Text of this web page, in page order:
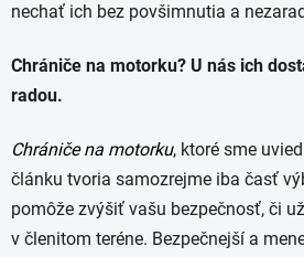
nechať ich bez povšimnutia a
Chrániče na motorku? U nás ich
radou.
Chrániče na motorku, ktoré sme
článku tvoria samozrejme iba časť
pomôže zvýšiť vašu bezpečnosť, či
v členitom teréne. Bezpečnejší a